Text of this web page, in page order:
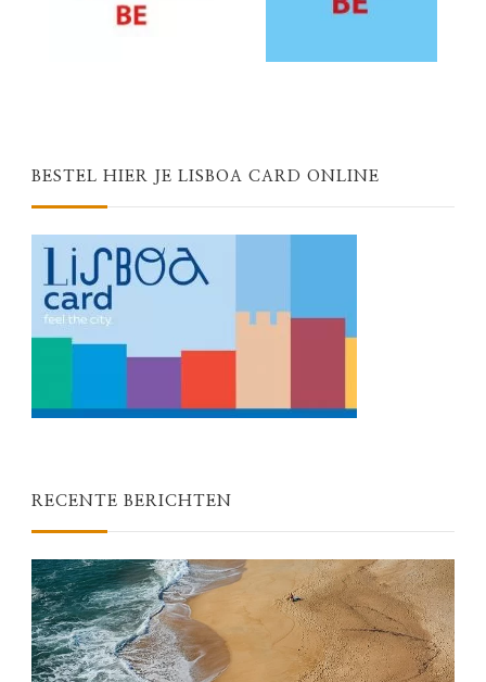
BESTEL HIER JE LISBOA CARD ONLINE
RECENTE BERICHTEN